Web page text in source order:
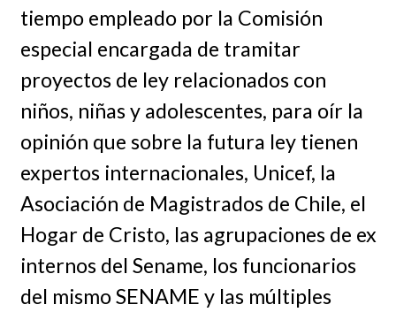
tiempo empleado por la Comisión
especial encargada de tramitar
proyectos de ley relacionados con
niños, niñas y adolescentes, para oír la
opinión que sobre la futura ley tienen
expertos internacionales, Unicef, la
Asociación de Magistrados de Chile, el
Hogar de Cristo, las agrupaciones de ex
internos del Sename, los funcionarios
del mismo SENAME y las múltiples